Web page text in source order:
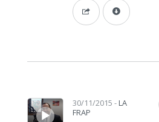
Lecteur audio 30/11/2015 - LA
FRAP